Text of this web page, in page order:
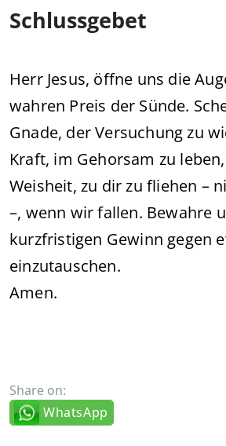
Schlussgebet
Herr Jesus, öffne uns die
wahren Preis der Sünde.
Gnade, der Versuchung zu
Kraft, im Gehorsam zu
Weisheit, zu dir zu fliehen –
–, wenn wir fallen. Bewahre
kurzfristigen Gewinn gegen
einzutauschen.
Amen.
Share on:
WhatsApp